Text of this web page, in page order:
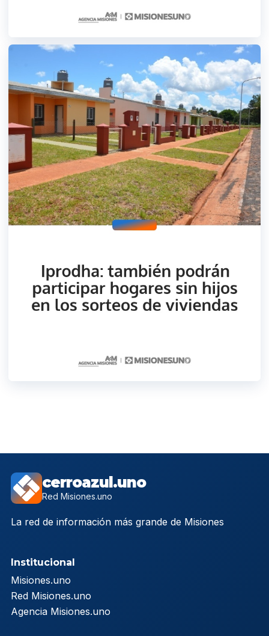
cerroazul.uno
Red Misiones.uno
La red de información más grande de Misiones
Institucional
Misiones.uno
Red Misiones.uno
Agencia Misiones.uno